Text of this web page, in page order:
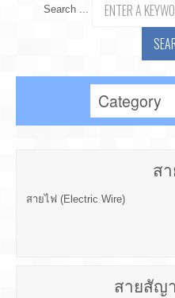
Search ...
ส
สายไฟ (Electric Wire)
สายสัญ